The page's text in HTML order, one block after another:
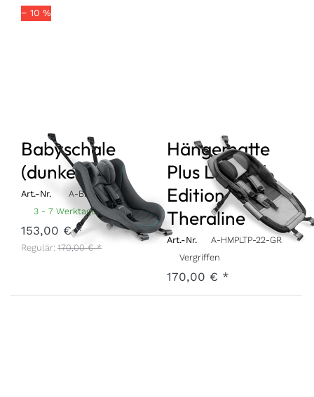
− 10 %
Babyschale
(dunkelgrau)
Art.-Nr.
A-BBSH-22-GR
3 - 7 Werktage
153,00 € *
Regulär: 170,00 € *
Hängematte
Plus Limited
Edition
Theraline
Art.-Nr.
A-HMPLTP-22-GR
Vergriffen
170,00 € *